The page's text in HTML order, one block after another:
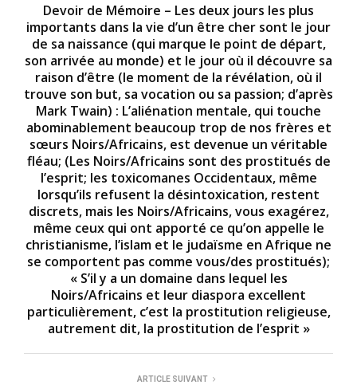
Devoir de Mémoire – Les deux jours les plus
importants dans la vie d’un être cher sont le jour
de sa naissance (qui marque le point de départ,
son arrivée au monde) et le jour où il découvre sa
raison d’être (le moment de la révélation, où il
trouve son but, sa vocation ou sa passion; d’après
Mark Twain) : L’aliénation mentale, qui touche
abominablement beaucoup trop de nos frères et
sœurs Noirs/Africains, est devenue un véritable
fléau; (Les Noirs/Africains sont des prostitués de
l’esprit; les toxicomanes Occidentaux, même
lorsqu’ils refusent la désintoxication, restent
discrets, mais les Noirs/Africains, vous exagérez,
même ceux qui ont apporté ce qu’on appelle le
christianisme, l’islam et le judaïsme en Afrique ne
se comportent pas comme vous/des prostitués);
« S’il y a un domaine dans lequel les
Noirs/Africains et leur diaspora excellent
particulièrement, c’est la prostitution religieuse,
autrement dit, la prostitution de l’esprit »
ARTICLE SUIVANT